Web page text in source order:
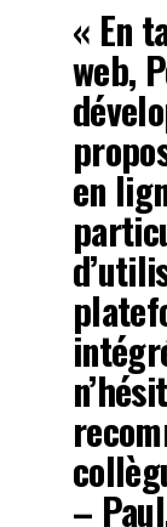
« En
web,
en
–